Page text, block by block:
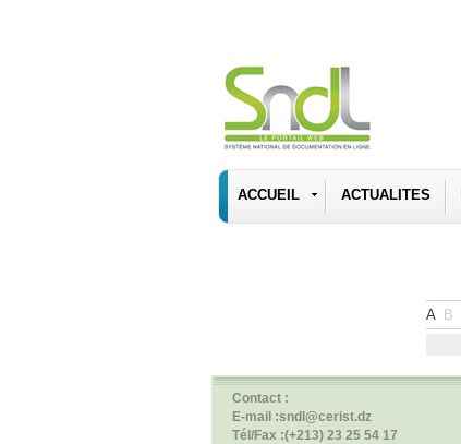
ACCUEIL ACTUALITES
A B
Contact :
E-mail :sndl@cerist.dz
Tél/Fax :(+213) 23 25 54 17